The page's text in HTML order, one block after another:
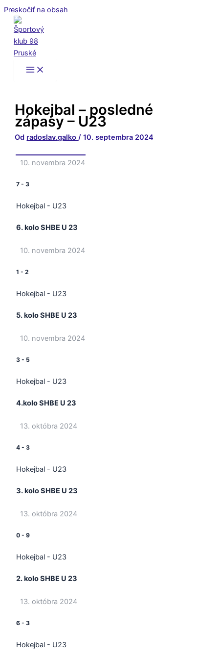
Preskočiť na obsah
Hokejbal – posledné
zápasy – U23
Od radoslav.galko/10. septembra 2024
10. novembra 2024
7 -3
Hokejbal - U23
6. kolo SHBE U 23
10. novembra 2024
1 -2
Hokejbal - U23
5. kolo SHBE U 23
10. novembra 2024
3 - 5
Hokejbal - U23
4.kolo SHBE U 23
13. októbra 2024
4 -3
Hokejbal - U23
3. kolo SHBE U 23
13. októbra 2024
0 -9
Hokejbal - U23
2. kolo SHBE U 23
13. októbra 2024
6 -3
Hokejbal - U23